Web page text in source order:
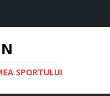
SPORTULUI